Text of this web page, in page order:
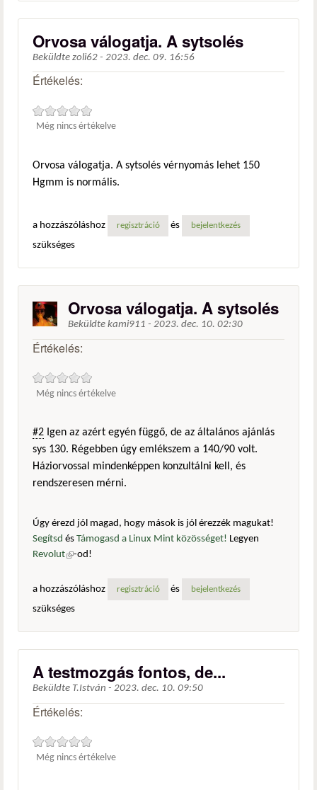
Orvosa válogatja. A sytsolés
Beküldte zoli62 - 2023. dec. 09. 16:56
Értékelés:
Még nincs értékelve
Orvosa válogatja. A sytsolés vérnyomás lehet 150
Hgmm is normális.
a hozzászóláshoz regisztráció és bejelentkezés
szükséges
Orvosa válogatja. A sytsolés
Beküldte kami911 - 2023. dec. 10. 02:30
Értékelés:
Még nincs értékelve
#2 Igen az azért egyén függő, de az általános ajánlás
sys 130. Régebben úgy emlékszem a 140/90 volt.
Háziorvossal mindenképpen konzultálni kell, és
rendszeresen mérni.
Úgy érezd jól magad, hogy mások is jól érezzék magukat!
Segítsd és Támogasd a Linux Mint közösséget! Legyen
Revolut(külső hivatkozás)
-od!
a hozzászóláshoz regisztráció és bejelentkezés
szükséges
A testmozgás fontos, de...
Beküldte T.István - 2023. dec. 10. 09:50
Értékelés:
Még nincs értékelve